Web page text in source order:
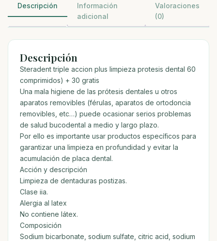
cantidad
Descripción
Información
adicional
Valoraciones
(0)
Descripción
Steradent triple accion plus limpieza protesis dental 60
comprimidos) + 30 gratis
Una mala higiene de las prótesis dentales u otros
aparatos removibles (férulas, aparatos de ortodoncia
removibles, etc…) puede ocasionar serios problemas
de salud bucodental a medio y largo plazo.
Por ello es importante usar productos específicos para
garantizar una limpieza en profundidad y evitar la
acumulación de placa dental.
Acción y descripción
Limpieza de dentaduras postizas.
Clase iia.
Alergia al latex
No contiene látex.
Composición
Sodium bicarbonate, sodium sulfate, citric acid, sodium